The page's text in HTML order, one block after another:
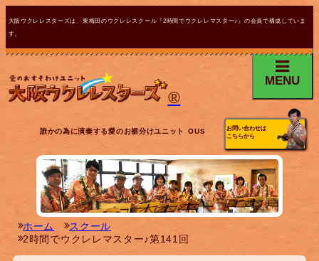
大阪ウクレレスターズは、東梅田のウクレレスクール『2時間でウクレレマスター♪』の会員で構成していま
す。
®
MENU
誰かの為に演奏する愛のお裾分けユニット OUS
お問い合わせは
こちらから
ホーム
スクール
2時間でウクレレマスター♪第141回